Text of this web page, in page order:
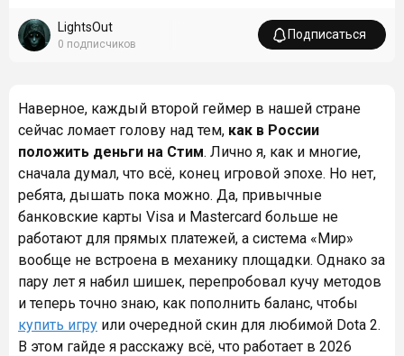
LightsOut
0 подписчиков
Подписаться
Наверное, каждый второй геймер в нашей стране
сейчас ломает голову над тем, как в России
положить деньги на Стим. Лично я, как и многие,
сначала думал, что всё, конец игровой эпохе. Но нет,
ребята, дышать пока можно. Да, привычные
банковские карты Visa и Mastercard больше не
работают для прямых платежей, а система «Мир»
вообще не встроена в механику площадки. Однако за
пару лет я набил шишек, перепробовал кучу методов
и теперь точно знаю, как пополнить баланс, чтобы
купить игру или очередной скин для любимой Dota 2.
В этом гайде я расскажу всё, что работает в 2026